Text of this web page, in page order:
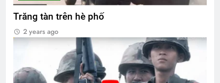
Trăng tàn trên hè phố
2 years ago